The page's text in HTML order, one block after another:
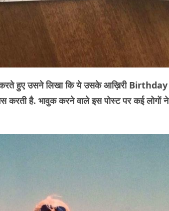
करते हुए उसने लिखा कि ये उसके आख़िरी Birthday
करती है. भावुक करने वाले इस पोस्ट पर कई लोगों ने